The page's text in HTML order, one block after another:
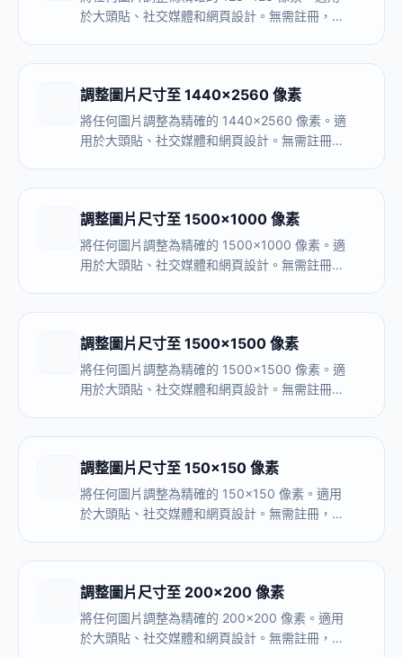
於大頭貼、社交媒體和網頁設計。無需註冊，完
調整圖片尺寸至 1440×2560 像素
將任何圖片調整為精確的 1440×2560 像素。適
用於大頭貼、社交媒體和網頁設計。無需註冊，
調整圖片尺寸至 1500×1000 像素
將任何圖片調整為精確的 1500×1000 像素。適
用於大頭貼、社交媒體和網頁設計。無需註冊，
調整圖片尺寸至 1500×1500 像素
將任何圖片調整為精確的 1500×1500 像素。適
用於大頭貼、社交媒體和網頁設計。無需註冊，
調整圖片尺寸至 150×150 像素
將任何圖片調整為精確的 150×150 像素。適用
於大頭貼、社交媒體和網頁設計。無需註冊，完
調整圖片尺寸至 200×200 像素
將任何圖片調整為精確的 200×200 像素。適用
於大頭貼、社交媒體和網頁設計。無需註冊，完